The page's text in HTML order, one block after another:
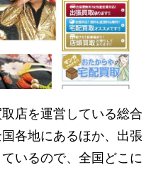
店を運営している総合
各地にあるほか、出張
いるので、全国どこに